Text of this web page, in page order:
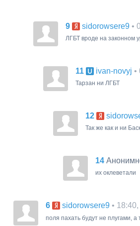
9 sidorowsere9 •
ЛГБТ вроде на законном
11 ivan-novyj •
Тарзан ни ЛГБТ
12
Так же как и ни
14
их оклеветали
6 sidorowsere9 •
поля пахать будут не плугами,